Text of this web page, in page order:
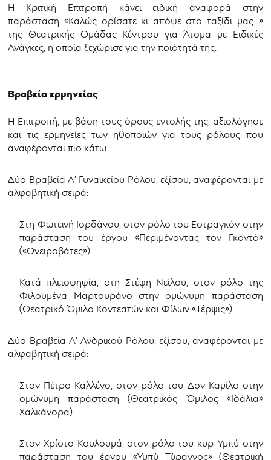
Η Κριτική Επιτροπή κάνει ειδική αναφορά στην
παράσταση «Καλώς ορίσατε κι απόψε στο ταξίδι μας...»
της Θεατρικής Ομάδας Κέντρου για Άτομα με Ειδικές
Ανάγκες, η οποία ξεχώρισε για την ποιότητά της.
Βραβεία ερμηνείας
Η Επιτροπή, με βάση τους όρους εντολής της, αξιολόγησε
και τις ερμηνείες των ηθοποιών για τους ρόλους που
αναφέρονται πιο κάτω:
Δύο Βραβεία Α’ Γυναικείου Ρόλου, εξίσου, αναφέρονται με
αλφαβητική σειρά:
Στη Φωτεινή Ιορδάνου, στον ρόλο του Εστραγκόν στην
παράσταση του έργου «Περιμένοντας τον Γκοντό»
(«Ονειροβάτες»)
Κατά πλειοψηφία, στη Στέφη Νείλου, στον ρόλο της
Φιλουμένα Μαρτουράνο στην ομώνυμη παράσταση
(Θεατρικό Όμιλο Κοντεατών και Φίλων «Τέρψις»)
Δύο Βραβεία Α’ Ανδρικού Ρόλου, εξίσου, αναφέρονται με
αλφαβητική σειρά:
Στον Πέτρο Καλλένο, στον ρόλο του Δον Καμίλο στην
ομώνυμη παράσταση (Θεατρικός Όμιλος «Ιδάλια»
Χαλκάνορα)
Στον Χρίστο Κουλουμά, στον ρόλο του κυρ-Υμπύ στην
παράσταση του έργου «Υμπύ Τύραννος» (Θεατρική